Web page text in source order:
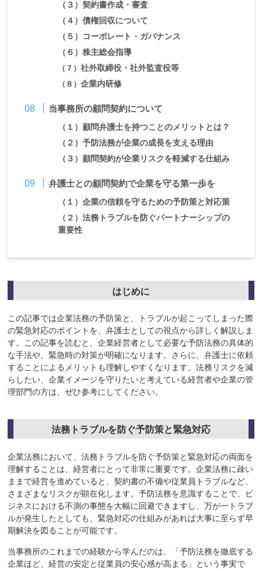
（３） 契約書作成・審査
（４） 債権回収について
（５）
コーポレート・ガバナンス
（６） 株主総会指導
（７） 社外取締役・社外監査役等
（８） 企業内研修
当事務所の顧問契約について
（１） 顧問弁護士を持つことのメリットとは？
（２） 予防法務が企業の成長を支える理由
（３） 顧問契約が企業リスクを軽減する仕組み
弁護士との顧問契約で企業を守る第一歩を
（１） 企業の信頼を守るための予防策と対応策
（２） 法務トラブルを防ぐパートナーシップの
重要性
はじめに
この記事では企業法務の予防策と、トラブルが起こってしまった際
の緊急対応のポイントを、弁護士としての視点から詳しく解説しま
す。この記事を読むと、企業経営者として必要な予防法務の具体的
な手法や、緊急時の対策が明確になります。さらに、弁護士に依頼
することによるメリットも理解しやすくなります。法務リスクを減
らしたい、企業イメージを守りたいと考えている経営者や企業の管
理部門の方は、ぜひ参考にしてください。
法務トラブルを防ぐ予防策と緊急対応
企業法務において、法務トラブルを防ぐ予防策と緊急対応の両面を
理解することは、経営者にとって非常に重要です。企業法務に疎い
ままで経営を進めていると、契約書の不備や従業員トラブルなど、
さまざまなリスクが顕在化します。予防法務を意識することで、ビ
ジネスにおける不測の事態を大幅に回避できますし、万が一トラブ
ルが発生したとしても、緊急対応の仕組みがあれば大事に至らず早
期解決を図ることが可能です。
当事務所のこれまでの経験から学んだのは、「予防法務を徹底する
企業ほど、経営の安定と従業員の安心感が高まる」という事実で